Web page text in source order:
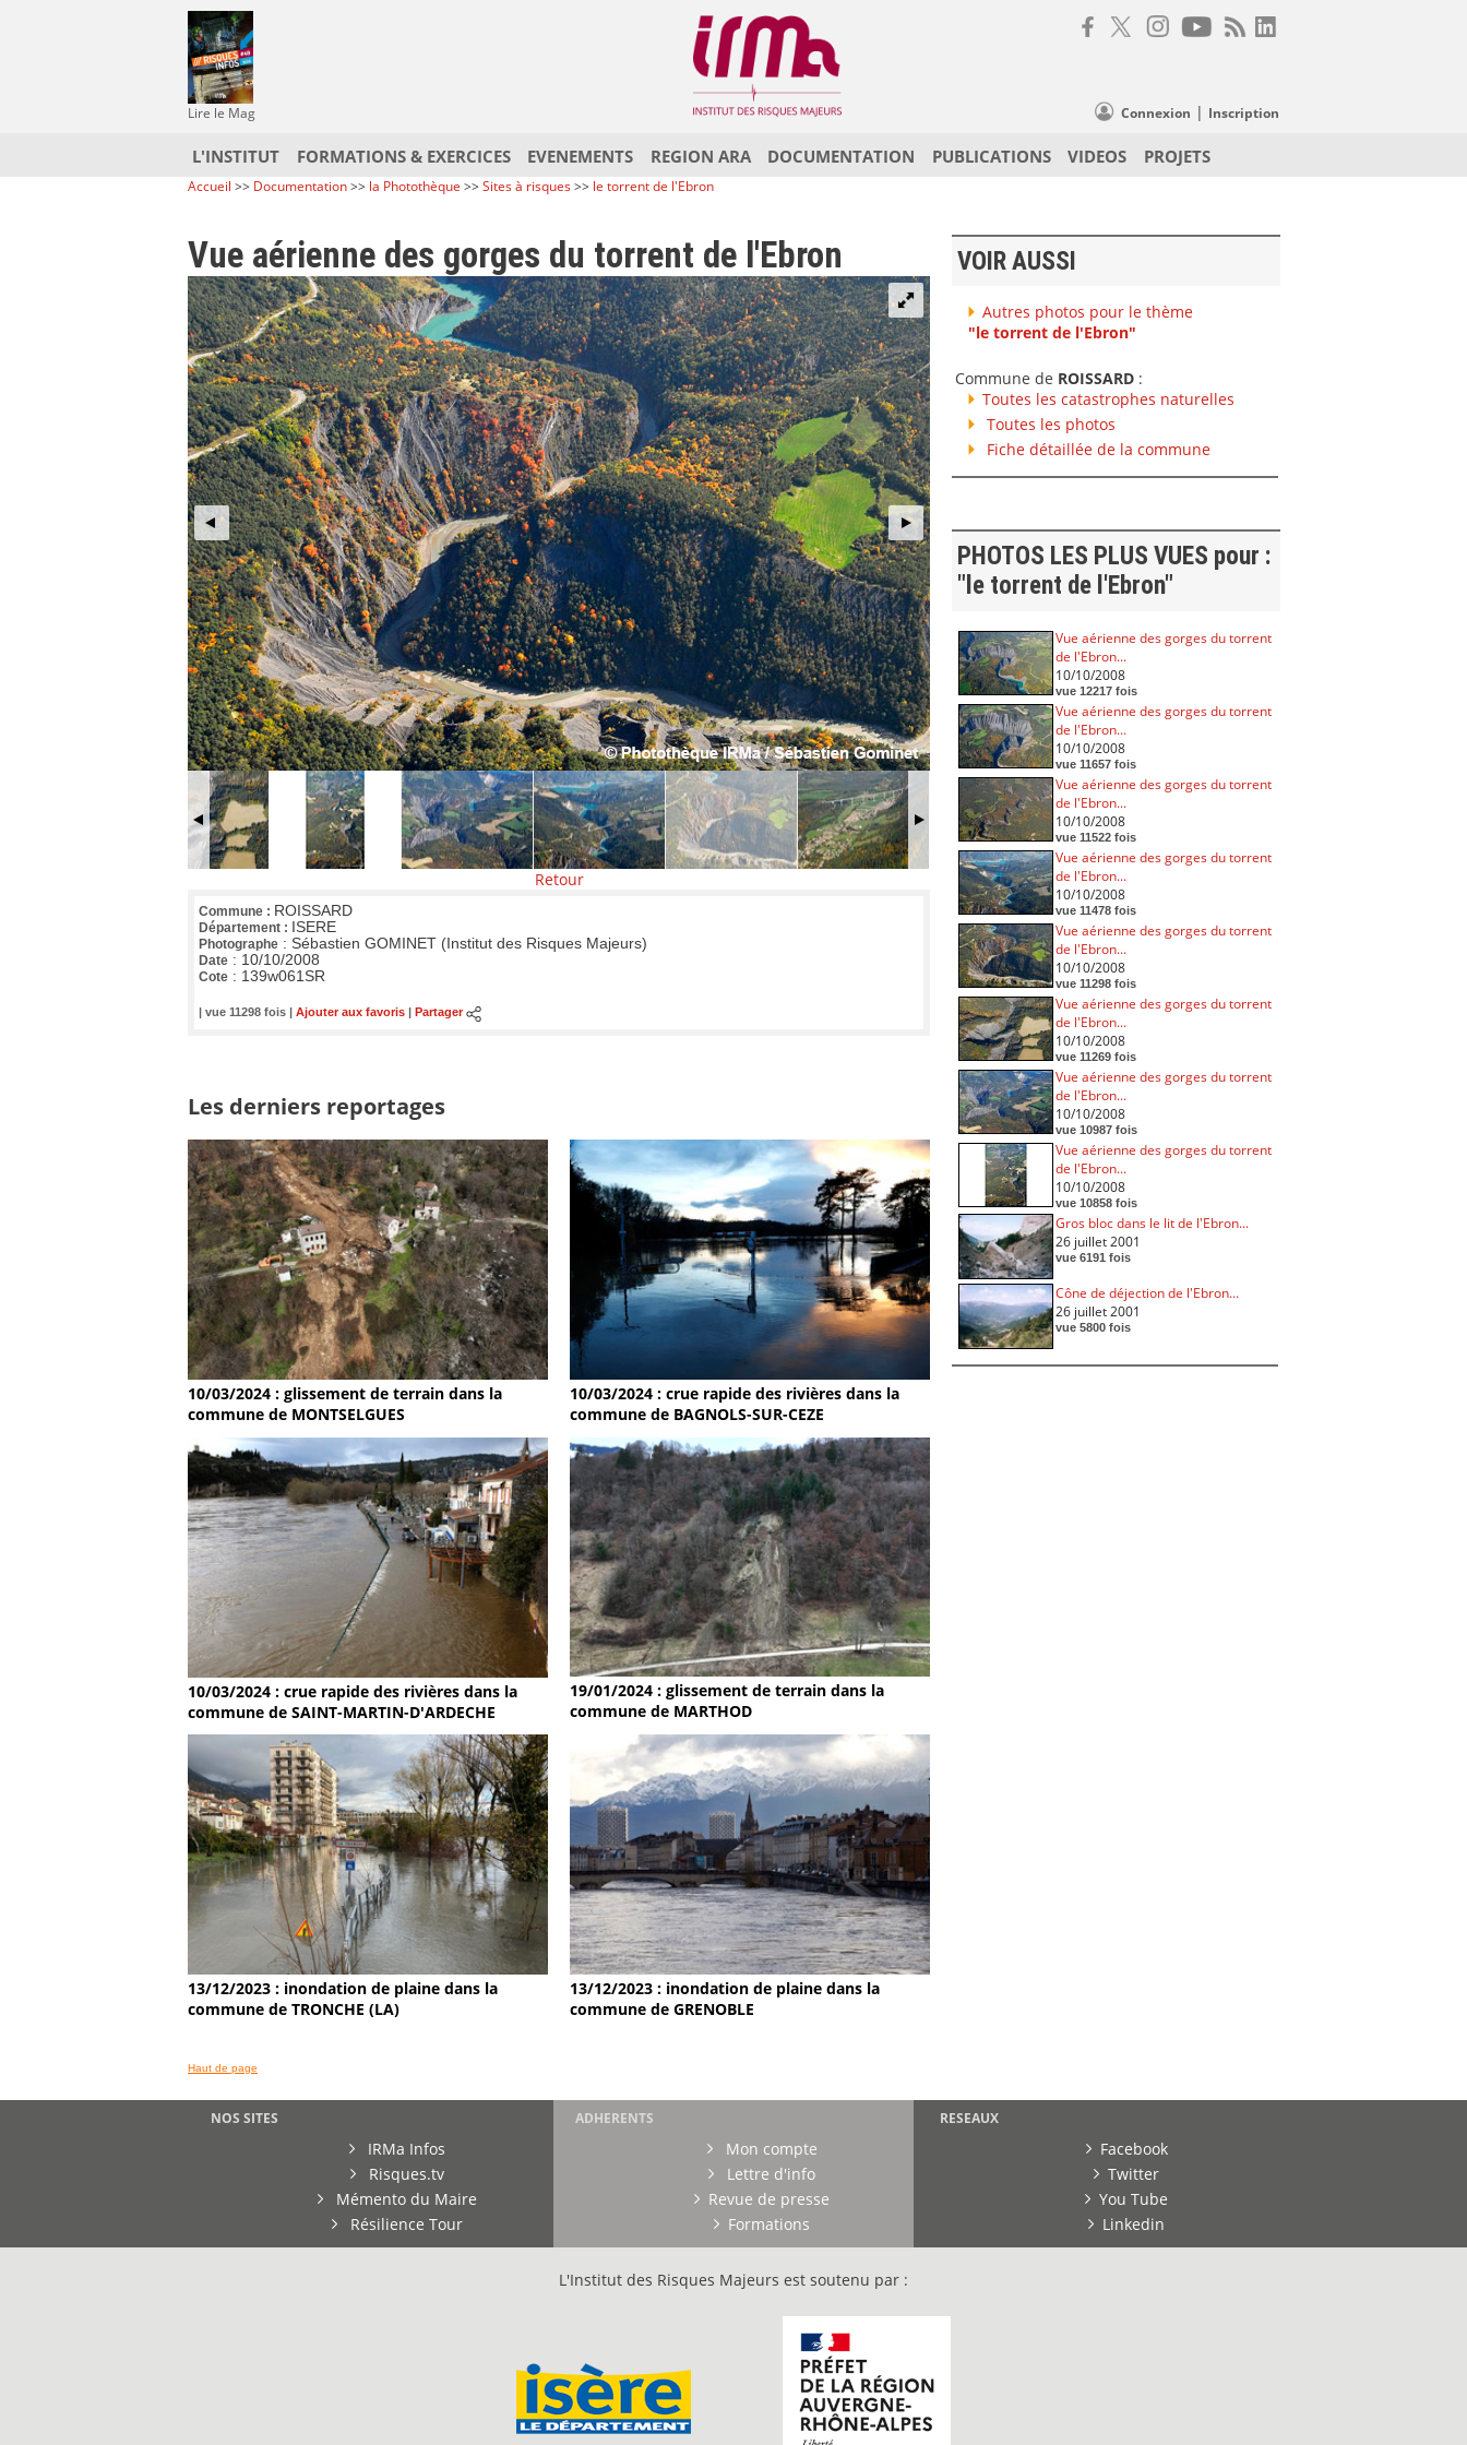
Lire le Mag Connexion | Inscription
L'INSTITUT FORMATIONS & EXERCICES EVENEMENTS REGION ARA DOCUMENTATION PUBLICATIONS VIDEOS PROJETS
Accueil >> Documentation>> la Photothèque >>Sites à risques>> le torrent de l'Ebron
Vue aérienne des gorges du torrent de l'Ebron
Retour
Commune : ROISSARD
Département : ISERE
Photographe : Sébastien GOMINET (Institut des Risques Majeurs)
Date : 10/10/2008
Cote : 139w061SR
| vue 11298 fois | Ajouter aux favoris Partager
Les derniers reportages
10/03/2024 : glissement de terrain dans la
commune de MONTSELGUES
10/03/2024 : crue rapide des rivières dans la
commune de BAGNOLS-SUR-CEZE
10/03/2024 : crue rapide des rivières dans la
commune de SAINT-MARTIN-D'ARDECHE
19/01/2024 : glissement de terrain dans la
commune de MARTHOD
13/12/2023 : inondation de plaine dans la
commune de TRONCHE (LA)
13/12/2023 : inondation de plaine dans la
commune de GRENOBLE
VOIR AUSSI
Autres photos pour le thème
"le torrent de l'Ebron"
Commune de ROISSARD:
Toutes les catastrophes naturelles
Toutes les photos
Fiche détaillée de la commune
PHOTOS LES PLUS VUES pour :
"le torrent de l'Ebron"
Vue aérienne des gorges du torrent
de l'Ebron...
10/10/2008
vue 12217 fois
Vue aérienne des gorges du torrent
de l'Ebron...
10/10/2008
vue 11657 fois
Vue aérienne des gorges du torrent
de l'Ebron...
10/10/2008
vue 11522 fois
Vue aérienne des gorges du torrent
de l'Ebron...
10/10/2008
vue 11478 fois
Vue aérienne des gorges du torrent
de l'Ebron...
10/10/2008
vue 11298 fois
Vue aérienne des gorges du torrent
de l'Ebron...
10/10/2008
vue 11269 fois
Vue aérienne des gorges du torrent
de l'Ebron...
10/10/2008
vue 10987 fois
Vue aérienne des gorges du torrent
de l'Ebron...
10/10/2008
vue 10858 fois
Gros bloc dans le lit de l'Ebron...
26 juillet 2001
vue 6191 fois
Cône de déjection de l'Ebron...
26 juillet 2001
vue 5800 fois
Haut de page
NOS SITES
IRMa Infos
Risques.tv
Mémento du Maire
Résilience Tour
ADHERENTS
Mon compte
Lettre d'info
Revue de presse
Formations
RESEAUX
Facebook
Twitter
You Tube
Linkedin
L'Institut des Risques Majeurs est soutenu par :